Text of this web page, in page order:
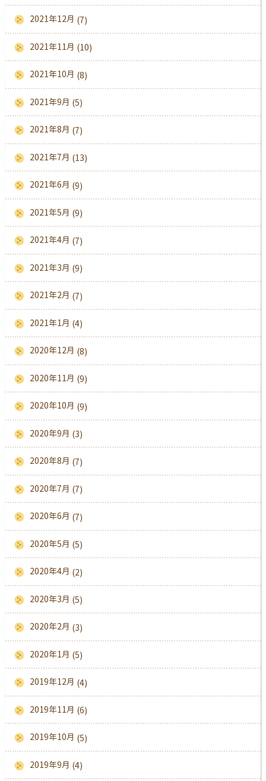
2021年12月 (7)
2021年11月 (10)
2021年10月 (8)
2021年9月 (5)
2021年8月 (7)
2021年7月 (13)
2021年6月 (9)
2021年5月 (9)
2021年4月 (7)
2021年3月 (9)
2021年2月 (7)
2021年1月 (4)
2020年12月 (8)
2020年11月 (9)
2020年10月 (9)
2020年9月 (3)
2020年8月 (7)
2020年7月 (7)
2020年6月 (7)
2020年5月 (5)
2020年4月 (2)
2020年3月 (5)
2020年2月 (3)
2020年1月 (5)
2019年12月 (4)
2019年11月 (6)
2019年10月 (5)
2019年9月 (4)